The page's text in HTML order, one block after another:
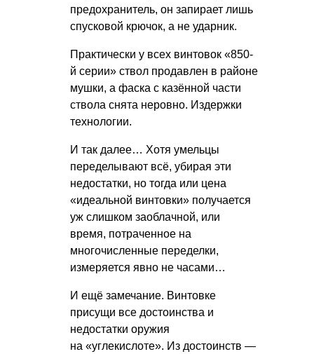
предохранитель, он запирает лишь
спусковой крючок, а не ударник.
Практически у всех винтовок «850-
й серии» ствол продавлен в районе
мушки, а фаска с казённой части
ствола снята неровно. Издержки
технологии.
И так далее… Хотя умельцы
переделывают всё, убирая эти
недостатки, но тогда или цена
«идеальной винтовки» получается
уж слишком заоблачной, или
время, потраченное на
многочисленные переделки,
измеряется явно не часами…
И ещё замечание. Винтовке
присущи все достоинства и
недостатки оружия
на «углекислоте». Из достоинств —